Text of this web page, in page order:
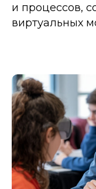
и процессов,
виртуальных